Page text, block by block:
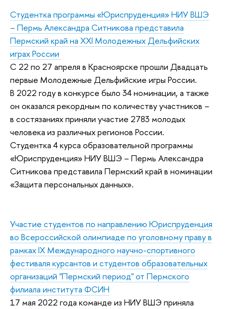
Студентка программы «Юриспруденция» НИУ ВШЭ
– Пермь Александра Ситникова представила
Пермский край на XXI Молодежных Дельфийских
играх России
С 22 по 27 апреля в Красноярске прошли Двадцать
первые Молодежные Дельфийские игры России.
В 2022 году в конкурсе было 34 номинации, а также
он оказался рекордным по количеству участников –
в состязаниях приняли участие 2783 молодых
человека из различных регионов России.
Студентка 4 курса образовательной программы
«Юриспруденция» НИУ ВШЭ – Пермь Александра
Ситникова представила Пермский край в номинации
«Защита персональных данных».
Участие студентов по направлению Юриспруденция
во Всероссийской олимпиаде по уголовному праву в
рамках IX Международного научно-спортивного
фестиваля курсантов и студентов образовательных
организаций "Пермский период" от Пермского
филиала института ФСИН
17 мая 2022 года команде из НИУ ВШЭ приняла